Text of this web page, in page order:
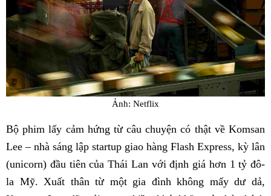
Ảnh: Netflix
Bộ phim lấy cảm hứng từ câu chuyện có thật về Komsan
Lee – nhà sáng lập startup giao hàng Flash Express, kỳ lân
(unicorn) đầu tiên của Thái Lan với định giá hơn 1 tỷ đô-
la Mỹ. Xuất thân từ một gia đình không mấy dư dả,